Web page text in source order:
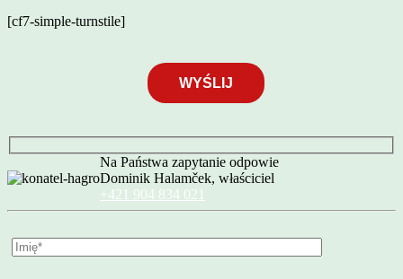
[cf7-simple-turnstile]
Na Państwa zapytanie odpowie
Dominik Halamček, właściciel
+421 904 834 021